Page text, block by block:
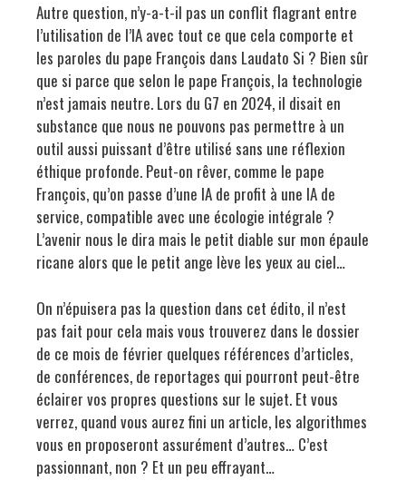
Autre question, n’y-a-t-il pas un conflit flagrant entre
l’utilisation de l’IA avec tout ce que cela comporte et
les paroles du pape François dans Laudato Si ? Bien sûr
que si parce que selon le pape François, la technologie
n’est jamais neutre. Lors du G7 en 2024, il disait en
substance que nous ne pouvons pas permettre à un
outil aussi puissant d’être utilisé sans une réflexion
éthique profonde. Peut-on rêver, comme le pape
François, qu’on passe d’une IA de profit à une IA de
service, compatible avec une écologie intégrale ?
L’avenir nous le dira mais le petit diable sur mon épaule
ricane alors que le petit ange lève les yeux au ciel…
On n’épuisera pas la question dans cet édito, il n’est
pas fait pour cela mais vous trouverez dans le dossier
de ce mois de février quelques références d’articles,
de conférences, de reportages qui pourront peut-être
éclairer vos propres questions sur le sujet. Et vous
verrez, quand vous aurez fini un article, les algorithmes
vous en proposeront assurément d’autres… C’est
passionnant, non ? Et un peu effrayant…